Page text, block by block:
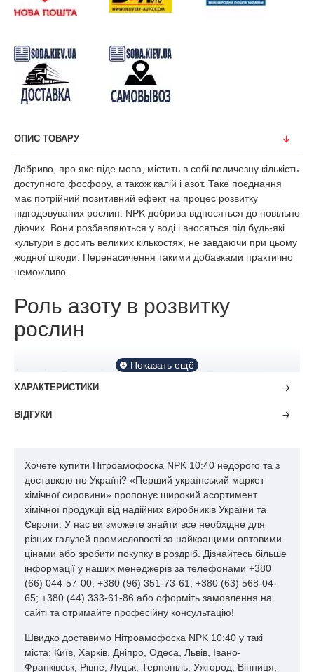
ОПИС ТОВАРУ
Добриво, про яке піде мова, містить в собі величезну кількість
доступного фосфору, а також калій і азот. Таке поєднання
має потрійний позитивний ефект на процес розвитку
підгодовуваних рослин. NPK добрива відносяться до повільно
діючих. Вони розбавляються у воді і вносяться під будь-які
культури в досить великих кількостях, не завдаючи при цьому
жодної шкоди. Перенасичення такими добавками практично
неможливо.
Роль азоту в розвитку
рослин
Азот міститься в клітинах рослин і бере активну участь у
побудові рослинних білків, вітамінів і хлорофілу. Коли в
відбувається захисна хімічна реакція, в якій бере участь
У період активного розвитку зеленої маси рослин азот
забезпечує стимулюючу дію, прискорюючи цим процес
зростання стебел і листя. Природним шляхом рослини
отримують азот у вигляді азотнокислих солей та аміаку. Ці
речовини є продуктами розпаду рослин і останків тварин.
Таким чином, підживлення овочевих і фруктових культур
добривом, що містить азот, прискорює розвиток рослин,
зміцнює їх захисну систему та збільшує кількість врожаю.
Роль фосфору
Даний елемент є одним із найбільш важливих компонентів
ХАРАКТЕРИСТИКИ
ВІДГУКИ
Хочете купити Нітроамофоска NPK 10:40 недорого та з
доставкою по Україні? «Перший український маркет
хімічної сировини» пропонує широкий асортимент
хімічної продукції від надійних виробників України та
Європи. У нас ви зможете знайти все необхідне для
різних галузей промисловості за найкращими оптовими
цінами або зробити покупку в роздріб. Дізнайтесь більше
інформації у наших менеджерів за телефонами +380
(66) 044-57-00; +380 (96) 351-73-61; +380 (63) 568-04-
65; +380 (44) 333-61-86 або оформіть замовлення на
сайті та отримайте професійну консультацію!
Швидко доставимо Нітроамофоска NPK 10:40 у такі
міста: Київ, Харків, Дніпро, Одеса, Львів, Івано-
Франківськ, Рівне, Луцьк, Тернопіль, Ужгород, Вінниця,